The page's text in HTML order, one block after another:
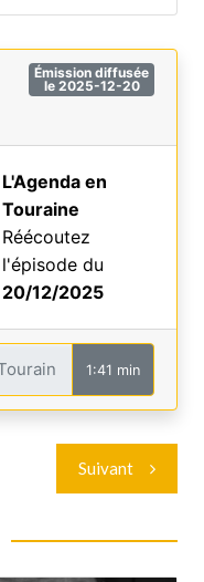
Émission diffusée
le 2025-12-20
L'Agenda en
Touraine
Réécoutez
l'épisode du
20/12/2025
1:41 min
Suivant